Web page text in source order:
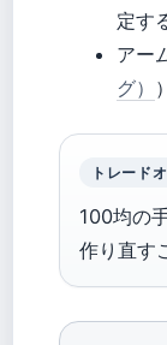
定す
アー
グ） ）
トレード
100均の
作り直す